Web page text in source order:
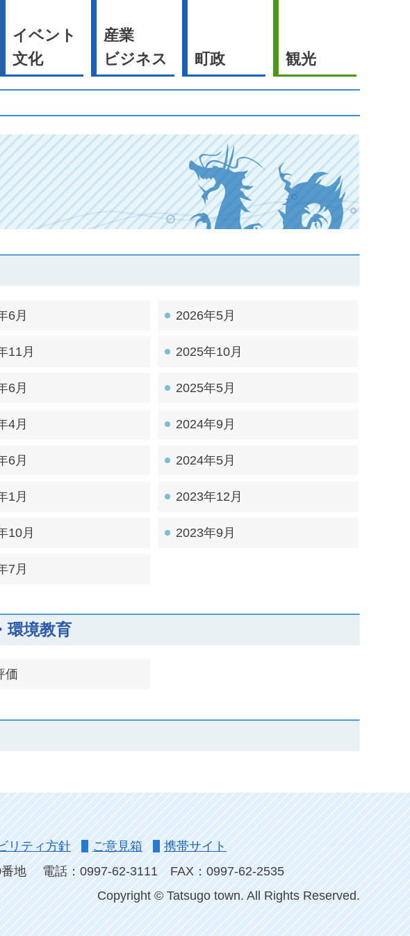
イベント
文化
産業
ビジネス
町政 観光
6月 2026年5月
11月 2025年10月
6月 2025年5月
4月 2024年9月
6月 2024年5月
1月 2023年12月
10月 2023年9月
7月
環境教育
価
リティ方針 ご意見箱 携帯サイト
地 電話：0997-62-3111
FAX：0997-62-2535
Copyright © Tatsugo town. All Rights Reserved.